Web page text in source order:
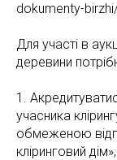
dokumenty-
Для участі в
деревини
1.
учасника
обмеженою
кліринговий